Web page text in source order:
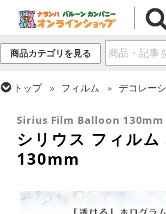
商品カテゴリを見る
トップ フィルム デコレー
無地フィルム(ヘリウム非対応)
Sirius Film Balloon 130mm
シリウス フィルム
130mm